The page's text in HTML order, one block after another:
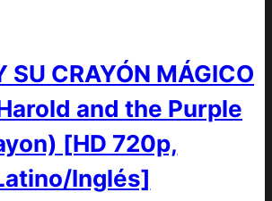
SU CRAYÓN MÁGICO
and the Purple
[HD 720p,
Inglés]